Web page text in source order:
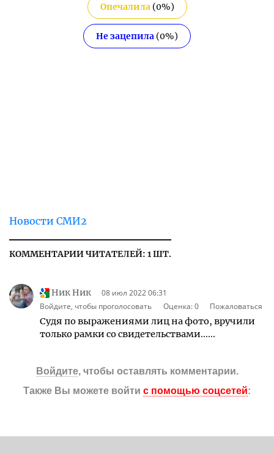
Опечалила(0%)
Не зацепила (0%)
Новости СМИ2
КОММЕНТАРИИ ЧИТАТЕЛЕЙ: 1 ШТ.
Ник Ник
08 июл 2022 06:31
Войдите, чтобы проголосовать
Оценка:0 Пожаловаться
Судя по выражениями лиц на фото, вручили
только рамки со свидетельствами......
Войдите, чтобы оставлять комментарии.
Также Вы можете войти с помощью соцсетей: